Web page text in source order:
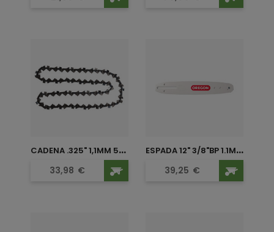
C
ADENA .325" 1,1MM 59...
Precio
33,98 €
E
SPADA 12" 3/8"BP 1.1MM...
Precio
39,25 €